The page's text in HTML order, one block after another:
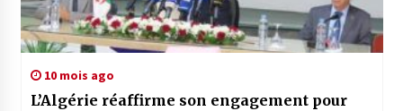
10 mois ago
L’Algérie réaffirme son engagement pour